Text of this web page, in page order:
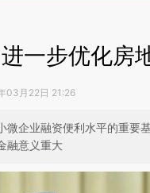
一步优化房
03月22日 21:26
企业融资便利水平的重要
融意义重大